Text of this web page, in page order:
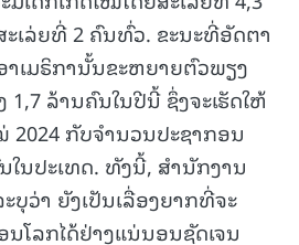
ເລ່ຍທີ່ 2 ຄົນທົ່ວ. ຂະນະທີ່ອັດຕາ
າເມຣິການັ້ນຂະຫຍາຍຕົວພຽງ
ລ້ານຄົນໃນປີນີ້ ຊຶ່ງຈະເຮັດໃຫ້
2024 ກັບຈຳນວນປະຊາກອນ
ນປະເທດ. ທັງນີ້, ສຳນັກງານ
ບຸວ່າ ຍັງເປັນເລື່ອງຍາກທີ່ຈະ
ນໂລກໄດ້ຢ່າງແນ່ນອນຊັດເຈນ